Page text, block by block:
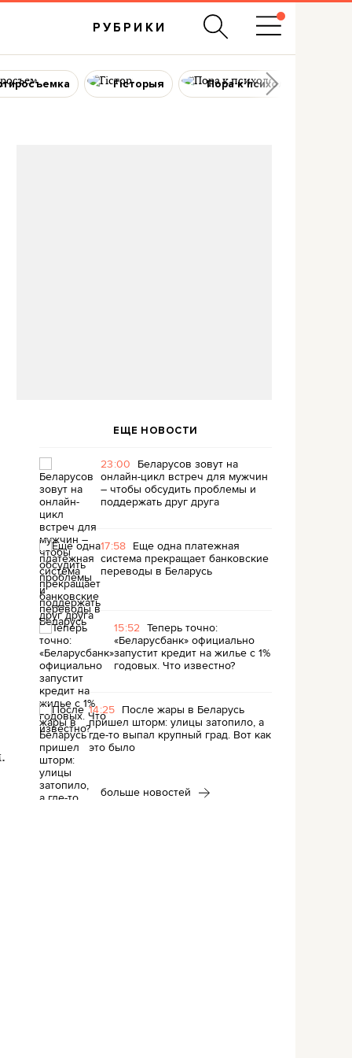
РУБРИКИ
Гісторыя Пора к психологу
ЕЩЕ НОВОСТИ
23:00 Беларусов зовут на
онлайн-цикл встреч для мужчин
– чтобы обсудить проблемы и
поддержать друг друга
17:58 Еще одна платежная
система прекращает банковские
переводы в Беларусь
15:52 Теперь точно:
«Беларусбанк» официально
запустит кредит на жилье с 1%
годовых. Что известно?
14:25 После жары в Беларусь
пришел шторм: улицы затопило, а
где-то выпал крупный град. Вот как
это было
больше новостей